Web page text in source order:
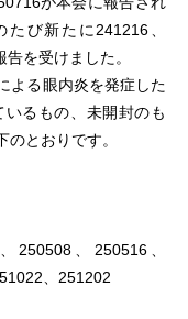
び新たに241216、
を受けました。
よる眼内炎を発症した
るもの、未開封のも
とおりです。
250508、250516、
、251202